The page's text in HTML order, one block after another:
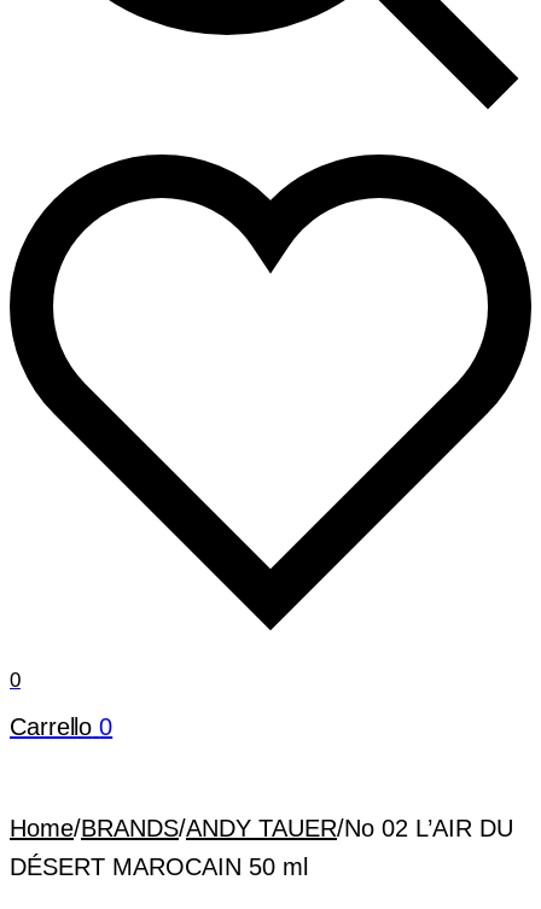
0
Carrello 0
Home/BRANDS/ANDY TAUER/No 02 L’AIR DU
DÉSERT MAROCAIN 50 ml